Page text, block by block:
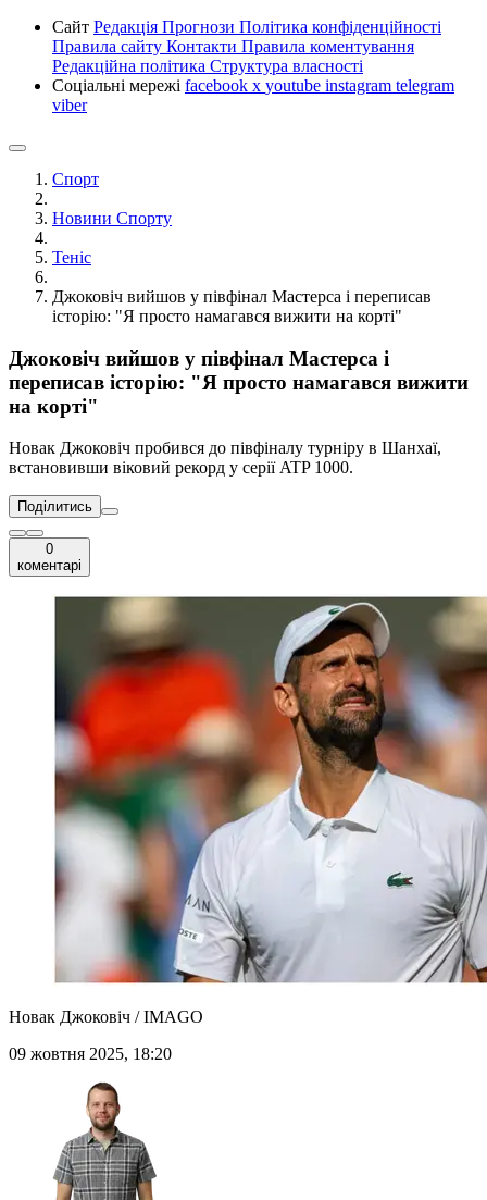
Сайт Редакція Прогнози Політика конфіденційності
Правила сайту Контакти Правила коментування
Редакційна політика Структура власності
Соціальні мережі facebook x youtube instagram telegram
viber
Спорт
Новини Спорту
Теніс
Джоковіч вийшов у півфінал Мастерса і переписав
історію: "Я просто намагався вижити на корті"
Джоковіч вийшов у півфінал Мастерса і
переписав історію: "Я просто намагався вижити
на корті"
Новак Джоковіч пробився до півфіналу турніру в Шанхаї,
встановивши віковий рекорд у серії ATP 1000.
Поділитись
0
коментарі
Новак Джоковіч / IMAGO
09 жовтня 2025, 18:20